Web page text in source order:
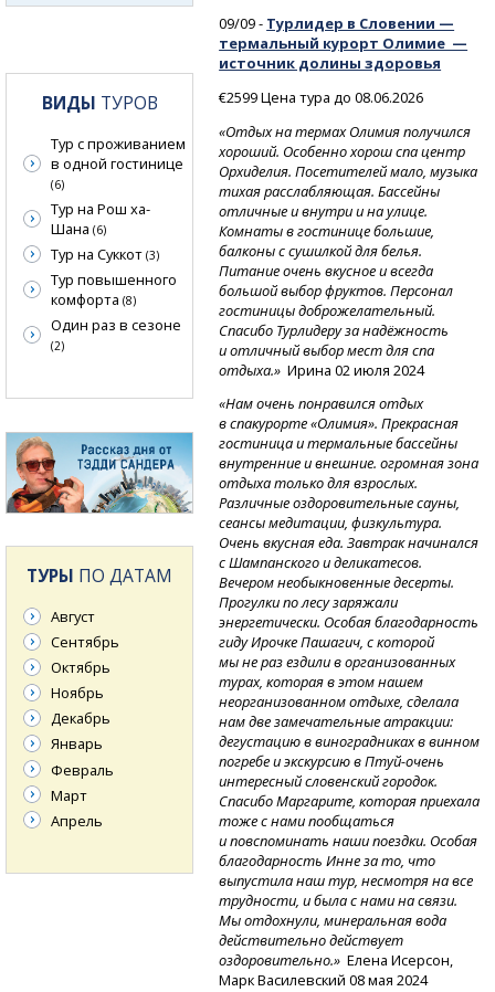
09/09 - Турлидер в Словении —
термальный курорт Олимие —
источник долины здоровья
€2599 Цена тура до 08.06.2026
«Отдых на термах Олимия получился
хороший. Особенно хорош спа центр
Орхиделия. Посетителей мало, музыка
тихая расслабляющая. Бассейны
отличные и внутри и на улице.
Комнаты в гостинице большие,
балконы с сушилкой для белья.
Питание очень вкусное и всегда
большой выбор фруктов. Персонал
гостиницы доброжелательный.
Спасибо Турлидеру за надёжность
и отличный выбор мест для спа
отдыха.» Ирина 02 июля 2024
«Нам очень понравился отдых
в спакурорте «Олимия». Прекрасная
гостиница и термальные бассейны
внутренние и внешние. огромная зона
отдыха только для взрослых.
Различные оздоровительные сауны,
сеансы медитации, физкультура.
Очень вкусная еда. Завтрак начинался
с Шампанского и деликатесов.
Вечером необыкновенные десерты.
Прогулки по лесу заряжали
энергетически. Особая благодарность
гиду Ирочке Пашагич, с которой
мы не раз ездили в организованных
турах, которая в этом нашем
неорганизованном отдыхе, сделала
нам две замечательные атракции:
дегустацию в виноградниках в винном
погребе и экскурсиюв Птуй-очень
интересный словенский городок.
Спасибо Маргарите, которая приехала
тоже с нами пообщаться
и повспоминать наши поездки. Особая
благодарность Инне за то, что
выпустила наш тур, несмотря на все
трудности, и была с нами на связи.
Мы отдохнули, минеральная вода
действительно действует
оздоровительно.» Елена Исерсон,
Марк Василевский 08 мая 2024
ВИДЫ ТУРОВ
Тур с проживанием
в одной гостинице
(6)
Тур на Рош ха-
Шана (6)
Тур на Суккот (3)
Тур повышенного
комфорта (8)
Один раз в сезоне
(2)
ТУРЫ ПО ДАТАМ
Август
Сентябрь
Октябрь
Ноябрь
Декабрь
Январь
Февраль
Март
Апрель